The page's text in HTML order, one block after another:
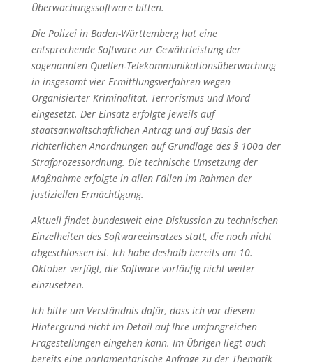
Überwachungssoftware bitten.
Die Polizei in Baden-Württemberg hat eine
entsprechende Software zur Gewährleistung der
sogenannten Quellen-Telekommunikationsüberwachung
in insgesamt vier Ermittlungsverfahren wegen
Organisierter Kriminalität, Terrorismus und Mord
eingesetzt. Der Einsatz erfolgte jeweils auf
staatsanwaltschaftlichen Antrag und auf Basis der
richterlichen Anordnungen auf Grundlage des § 100a der
Strafprozessordnung. Die technische Umsetzung der
Maßnahme erfolgte in allen Fällen im Rahmen der
justiziellen Ermächtigung.
Aktuell findet bundesweit eine Diskussion zu technischen
Einzelheiten des Softwareeinsatzes statt, die noch nicht
abgeschlossen ist. Ich habe deshalb bereits am 10.
Oktober verfügt, die Software vorläufig nicht weiter
einzusetzen.
Ich bitte um Verständnis dafür, dass ich vor diesem
Hintergrund nicht im Detail auf Ihre umfangreichen
Fragestellungen eingehen kann. Im Übrigen liegt auch
bereits eine parlamentarische Anfrage zu der Thematik